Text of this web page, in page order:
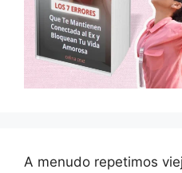
A menudo repetimos